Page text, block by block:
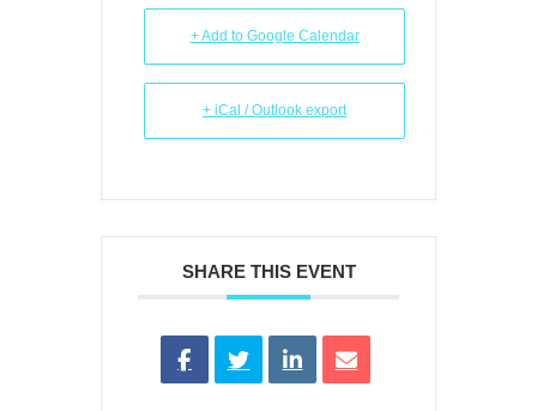
+ Add to Google Calendar
+ iCal / Outlook export
SHARE THIS EVENT